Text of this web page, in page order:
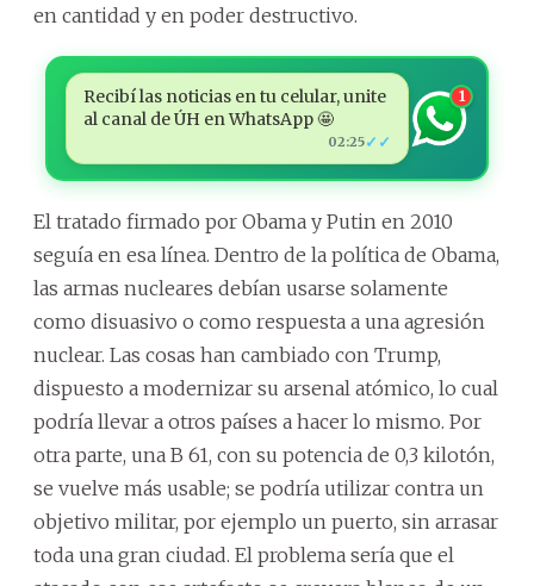
en cantidad y en poder destructivo.
Recibí las noticias en tu celular, unite
al canal de ÚH en WhatsApp 🤩
02:25✓✓
1
El tratado firmado por Obama y Putin en 2010
seguía en esa línea. Dentro de la política de Obama,
las armas nucleares debían usarse solamente
como disuasivo o como respuesta a una agresión
nuclear. Las cosas han cambiado con Trump,
dispuesto a modernizar su arsenal atómico, lo cual
podría llevar a otros países a hacer lo mismo. Por
otra parte, una B 61, con su potencia de 0,3 kilotón,
se vuelve más usable; se podría utilizar contra un
objetivo militar, por ejemplo un puerto, sin arrasar
toda una gran ciudad. El problema sería que el